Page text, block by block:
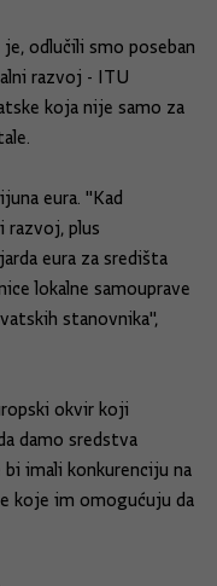
odlučili smo poseban
razvoj - ITU
koja nije samo za
eura. "Kad
razvoj, plus
eura za središta
lokalne samouprave
stanovnika",
okvir koji
damo sredstva
imali konkurenciju na
koje im omogućuju da